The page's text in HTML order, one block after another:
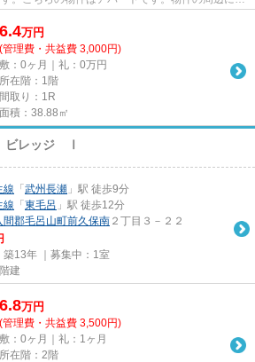
...
6.4万円
(管理費・共益費 3,000円)
敷：0ヶ月｜礼：0万円
所在階：1階
間取り：1R
面積：38.88㎡
ビレッジ Ⅰ
線 「 武州長瀬 」駅 徒歩9分
線 「 東毛呂 」駅 徒歩12分
間郡毛呂山町前久保南 ２丁目３－２２
13年 ｜募集中： 1室
建
6.8万円
(管理費・共益費 3,500円)
敷：0ヶ月｜礼：1ヶ月
所在階：2階